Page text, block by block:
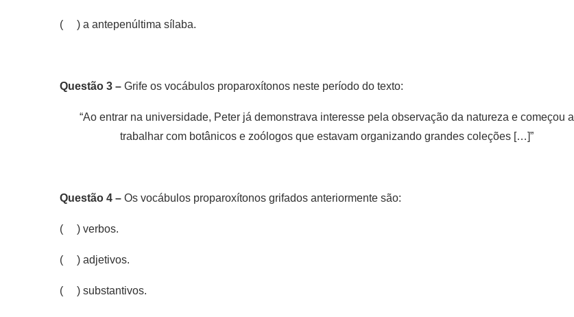
( ) a antepenúltima sílaba.
Questão 3 – Grife os vocábulos proparoxítonos neste período do texto:
“Ao entrar na universidade, Peter já demonstrava interesse pela observação da natureza e começou a
trabalhar com botânicos e zoólogos que estavam organizando grandes coleções […]”
Questão 4 – Os vocábulos proparoxítonos grifados anteriormente são:
( ) verbos.
( ) adjetivos.
( ) substantivos.